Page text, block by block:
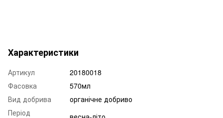
Характеристики
Артикул
20180018
Фасовка
570мл
Вид добрива
органічне добриво
Період